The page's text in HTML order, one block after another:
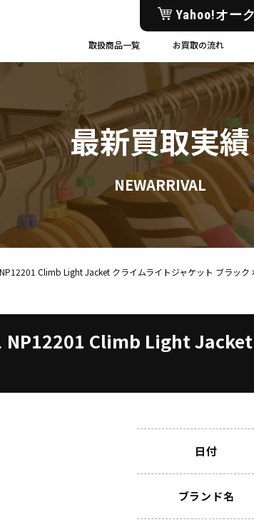
Yahoo!オー
取扱商品一覧 お買取の流れ
最新買取実績
NEWARRIVAL
Climb Light Jacket クライムライトジャケット ブラック
NP12201 Climb Light
日付
ブランド名